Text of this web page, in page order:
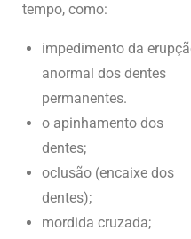
tempo, como:
impedimento da
anormal dos dentes
permanentes.
o apinhamento dos
dentes;
oclusão (encaixe dos
dentes);
mordida cruzada;